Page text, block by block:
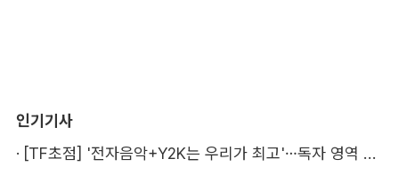
인기기사
·
[TF초점] '전자음악+Y2K는 우리가 최고'…독자 영역 다지는 키키